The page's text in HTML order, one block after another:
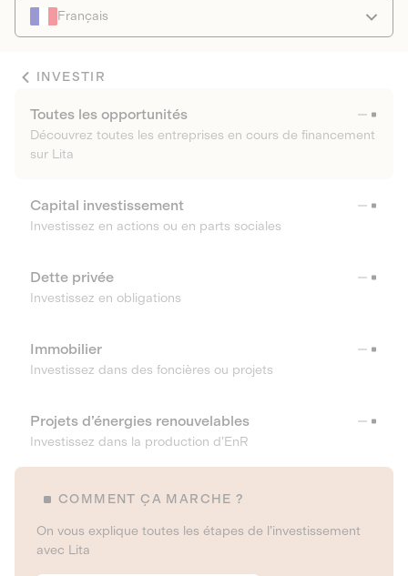
Français
INVESTIR
Toutes les opportunités
Découvrez toutes les entreprises en cours de financement
sur Lita
Capital investissement
Investissez en actions ou en parts sociales
Dette privée
Investissez en obligations
Immobilier
Investissez dans des foncières ou projets
Projets d’énergies renouvelables
Investissez dans la production d’EnR
COMMENT ÇA MARCHE ?
On vous explique toutes les étapes de l’investissement
avec Lita